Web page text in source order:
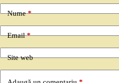
Nume*
Email*
Site web